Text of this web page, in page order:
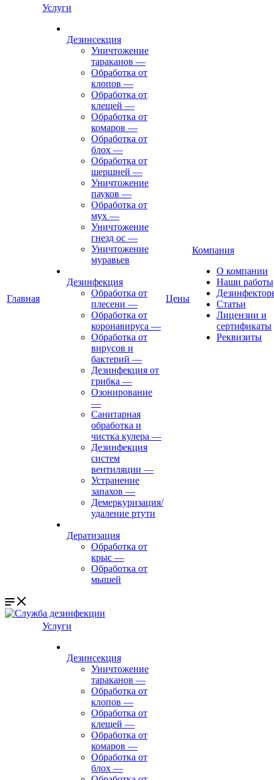
Главная
Услуги
Дезинсекция
Уничтожение
тараканов —
Обработка от
клопов —
Обработка от
клещей —
Обработка от
комаров —
Обработка от
блох —
Обработка от
шершней —
Уничтожение
пауков —
Обработка от
мух —
Уничтожение
гнезд ос —
Уничтожение
муравьев
Дезинфекция
Обработка от
плесени —
Обработка от
коронавируса —
Обработка от
вирусов и
бактерий —
Дезинфекция от
грибка —
Озонирование
—
Санитарная
обработка и
чистка кулера —
Дезинфекция
систем
вентиляции —
Устранение
запахов —
Демеркуризация/
удаление ртути
Дератизация
Обработка от
крыс —
Обработка от
мышей
Цены
Компания
О компании
Наши работы
Статьи
Лицензии и
сертификаты
Реквизиты
Услуги
Дезинсекция
Уничтожение
тараканов —
Обработка от
клопов —
Обработка от
клещей —
Обработка от
комаров —
Обработка от
блох —